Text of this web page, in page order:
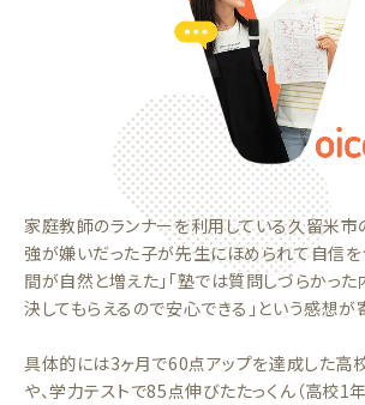
家庭教師のランナーを利用している久留米市
強が嫌いだった子が先生にほめられて自信を
間が自然と増えた」「塾では質問しづらかっ
決してもらえるので安心できる」という感想が
具体的には3ヶ月で60点アップを達成した高
や、学力テストで85点伸びたたっくん（高校1